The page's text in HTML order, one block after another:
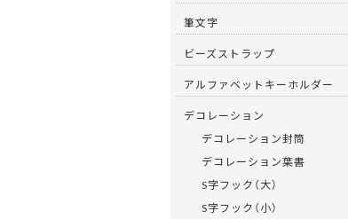
筆文字
ビーズストラップ
アルファベットキーホルダー
デコレーション
デコレーション封筒
デコレーション葉書
S字フック（大）
S字フック（小）